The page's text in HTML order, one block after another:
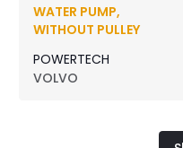
WATER PUMP,
WITHOUT PULLEY
POWERTECH
VOLVO